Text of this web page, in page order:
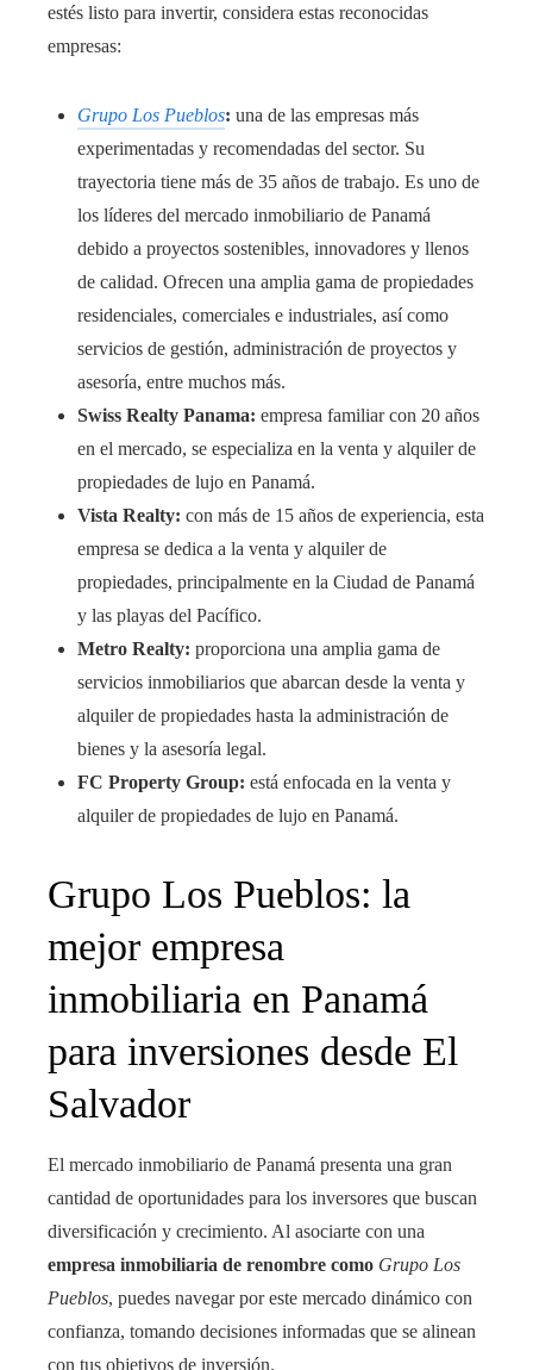
estés listo para invertir, considera estas reconocidas
empresas:
Grupo Los Pueblos: una de las empresas más
experimentadas y recomendadas del sector. Su
trayectoria tiene más de 35 años de trabajo. Es uno de
los líderes del mercado inmobiliario de Panamá
debido a proyectos sostenibles, innovadores y llenos
de calidad. Ofrecen una amplia gama de propiedades
residenciales, comerciales e industriales, así como
servicios de gestión, administración de proyectos y
asesoría, entre muchos más.
Swiss Realty Panama: empresa familiar con 20 años
en el mercado, se especializa en la venta y alquiler de
propiedades de lujo en Panamá.
Vista Realty: con más de 15 años de experiencia, esta
empresa se dedica a la venta y alquiler de
propiedades, principalmente en la Ciudad de Panamá
y las playas del Pacífico.
Metro Realty: proporciona una amplia gama de
servicios inmobiliarios que abarcan desde la venta y
alquiler de propiedades hasta la administración de
bienes y la asesoría legal.
FC Property Group: está enfocada en la venta y
alquiler de propiedades de lujo en Panamá.
Grupo Los Pueblos: la
mejor empresa
inmobiliaria en Panamá
para inversiones desde El
Salvador
El mercado inmobiliario de Panamá presenta una gran
cantidad de oportunidades para los inversores que buscan
diversificación y crecimiento. Al asociarte con una
empresa inmobiliaria de renombre como Grupo Los
Pueblos, puedes navegar por este mercado dinámico con
confianza, tomando decisiones informadas que se alinean
con tus objetivos de inversión.